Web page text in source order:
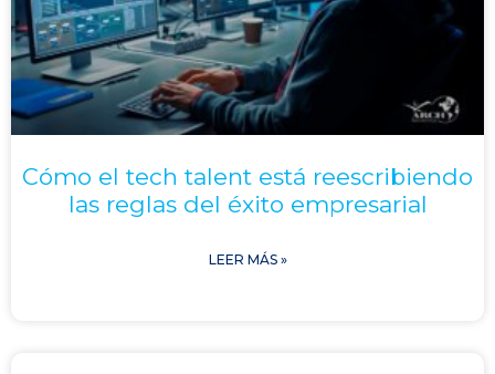
Cómo el tech talent está reescribiendo
las reglas del éxito empresarial
LEER MÁS »